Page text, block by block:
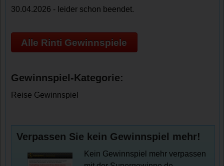
30.04.2026 - leider schon beendet.
Alle Rinti Gewinnspiele
Gewinnspiel-Kategorie:
Reise Gewinnspiel
Verpassen Sie kein Gewinnspiel mehr!
Kein Gewinnspiel mehr verpassen